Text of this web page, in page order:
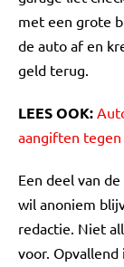
met een grote
de auto af en
geld terug.
LEES OOK:
aangiften
Een deel van
wil anoniem
redactie. Niet
voor.